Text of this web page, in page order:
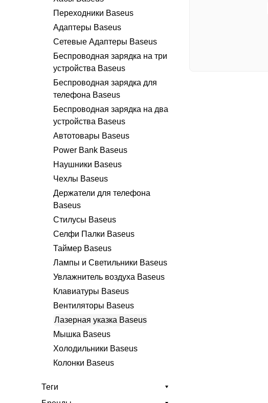
Переходники Baseus
Адаптеры Baseus
Сетевые Адаптеры Baseus
Беспроводная зарядка на три
устройства Baseus
Беспроводная зарядка для
телефона Baseus
Беспроводная зарядка на два
устройства Baseus
Автотовары Baseus
Power Bank Baseus
Наушники Baseus
Чехлы Baseus
Держатели для телефона
Baseus
Стилусы Baseus
Селфи Палки Baseus
Таймер Baseus
Лампы и Светильники Baseus
Увлажнитель воздуха Baseus
Клавиатуры Baseus
Вентиляторы Baseus
Лазерная указка Baseus
Мышка Baseus
Холодильники Baseus
Колонки Baseus
Теги